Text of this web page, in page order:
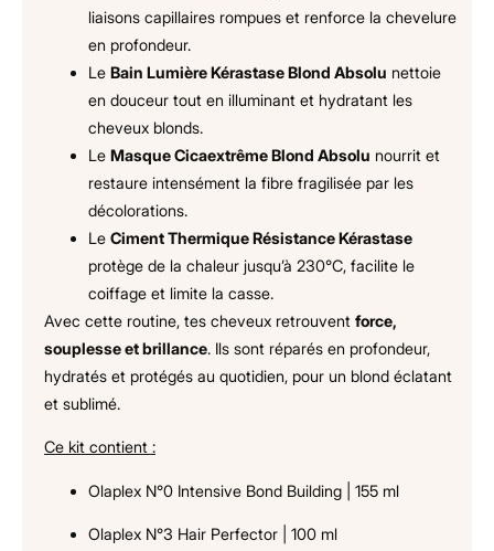
liaisons capillaires rompues et renforce la chevelure
en profondeur.
Le Bain Lumière Kérastase Blond Absolu nettoie
en douceur tout en illuminant et hydratant les
cheveux blonds.
Le Masque Cicaextrême Blond Absolu nourrit et
restaure intensément la fibre fragilisée par les
décolorations.
Le Ciment Thermique Résistance Kérastase
protège de la chaleur jusqu’à 230°C, facilite le
coiffage et limite la casse.
Avec cette routine, tes cheveux retrouvent force,
souplesse et brillance. Ils sont réparés en profondeur,
hydratés et protégés au quotidien, pour un blond éclatant
et sublimé.
Ce kit contient :
Olaplex N°0 Intensive Bond Building | 155 ml
Olaplex N°3 Hair Perfector | 100 ml